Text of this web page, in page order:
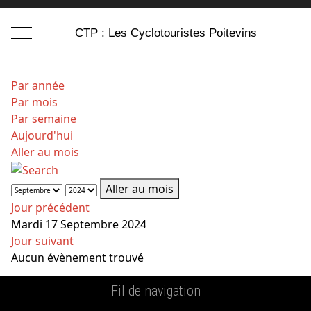
Mobile Menu ToggleCTP : Les Cyclotouristes Poitevins
Par année
Par mois
Par semaine
Aujourd'hui
Aller au mois
Aller au mois
Jour précédent
Mardi 17 Septembre 2024
Jour suivant
Aucun évènement trouvé
Fil de navigation